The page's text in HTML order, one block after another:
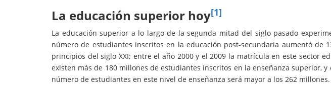
La educación superior hoy[1]
La educación superior a lo largo de la segunda mitad del siglo pasado
número de estudiantes inscritos en la educación post-secundaria aumentó de
principios del siglo XXI; entre el año 2000 y el 2009 la matrícula en este sector
existen más de 180 millones de estudiantes inscritos en la enseñanza superior,
número de estudiantes en este nivel de enseñanza será mayor a los 262 millones.